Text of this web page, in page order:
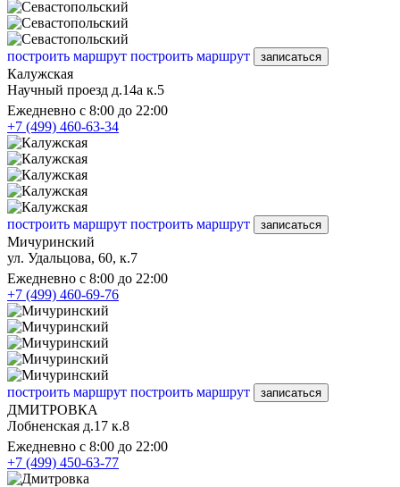
построить маршрут построить маршрут записаться
Калужская
Научный проезд д.14а к.5
Ежедневно с 8:00 до 22:00
+7 (499) 460-63-34
построить маршрут построить маршрут записаться
Мичуринский
ул. Удальцова, 60, к.7
Ежедневно с 8:00 до 22:00
+7 (499) 460-69-76
построить маршрут построить маршрут записаться
ДМИТРОВКА
Лобненская д.17 к.8
Ежедневно с 8:00 до 22:00
+7 (499) 450-63-77